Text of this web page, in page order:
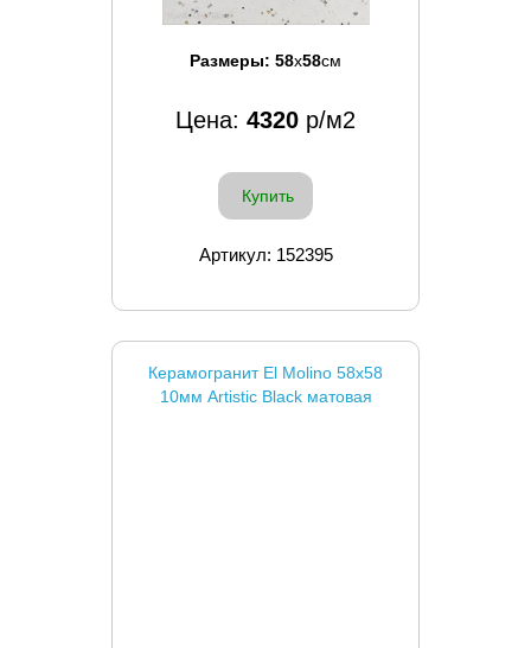
Размеры: 58x58см
Цена: 4320 р/м2
Купить
Артикул: 152395
Керамогранит El Molino 58x58
10мм Artistic Black матовая